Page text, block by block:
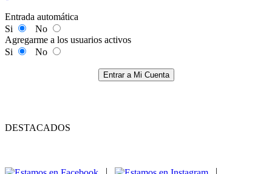
Entrada automática
Si
No
Agregarme a los usuarios activos
Si
No
Entrar a Mi Cuenta
DESTACADOS